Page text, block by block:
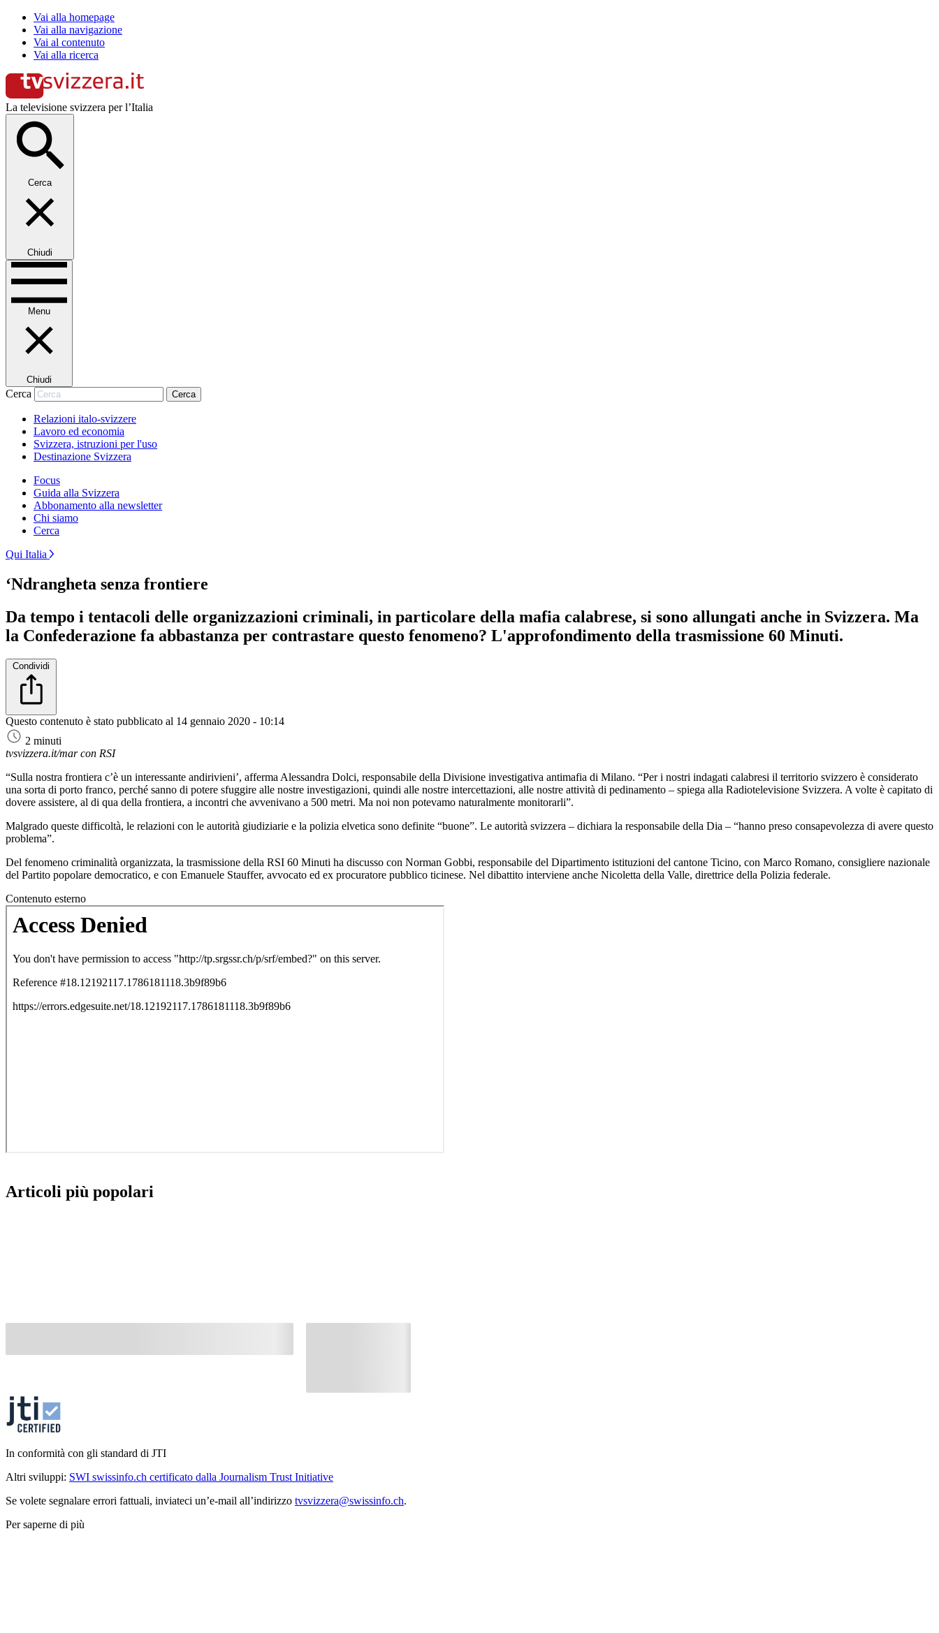
Vai alla homepage
Vai alla navigazione
Vai al contenuto
Vai alla ricerca
La televisione svizzera per l’Italia
Cerca
Chiudi
Menu
Chiudi
Cerca Cerca
Relazioni italo-svizzere
Lavoro ed economia
Svizzera, istruzioni per l'uso
Destinazione Svizzera
Focus
Guida alla Svizzera
Abbonamento alla newsletter
Chi siamo
Cerca
Qui Italia
‘Ndrangheta senza frontiere
Da tempo i tentacoli delle organizzazioni criminali, in particolare della mafia calabrese, si sono allungati anche in Svizzera. Ma
la Confederazione fa abbastanza per contrastare questo fenomeno? L'approfondimento della trasmissione 60 Minuti.
Condividi
Questo contenuto è stato pubblicato al 14 gennaio 2020 - 10:14
2 minuti
tvsvizzera.it/mar con RSI
“Sulla nostra frontiera c’è un interessante andirivieni’, afferma Alessandra Dolci, responsabile della Divisione investigativa antimafia di Milano. “Per i nostri indagati calabresi il territorio svizzero è considerato
una sorta di porto franco, perché sanno di potere sfuggire alle nostre investigazioni, quindi alle nostre intercettazioni, alle nostre attività di pedinamento – spiega alla Radiotelevisione Svizzera. A volte è capitato di
dovere assistere, al di qua della frontiera, a incontri che avvenivano a 500 metri. Ma noi non potevamo naturalmente monitorarli”.
Malgrado queste difficoltà, le relazioni con le autorità giudiziarie e la polizia elvetica sono definite “buone”. Le autorità svizzera – dichiara la responsabile della Dia – “hanno preso consapevolezza di avere questo
problema”.
Del fenomeno criminalità organizzata, la trasmissione della RSI 60 Minuti ha discusso con Norman Gobbi, responsabile del Dipartimento istituzioni del cantone Ticino, con Marco Romano, consigliere nazionale
del Partito popolare democratico, e con Emanuele Stauffer, avvocato ed ex procuratore pubblico ticinese. Nel dibattito interviene anche Nicoletta della Valle, direttrice della Polizia federale.
Contenuto esterno
Articoli più popolari
In conformità con gli standard di JTI
Altri sviluppi: SWI swissinfo.ch certificato dalla Journalism Trust Initiative
Se volete segnalare errori fattuali, inviateci un’e-mail all’indirizzo tvsvizzera@swissinfo.ch.
Per saperne di più